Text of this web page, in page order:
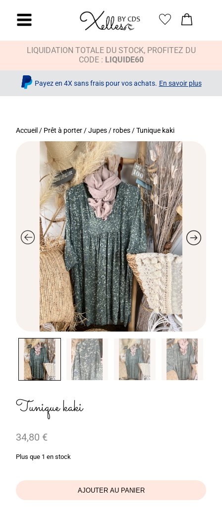
LIQUIDATION TOTALE DU STOCK, PROFITEZ DU
CODE : LIQUIDE60
Payez en 4X sans frais pour vos achats. En savoir plus
Accueil / Prêt à porter /Jupes / robes / Tunique kaki
Tunique kaki
34,80 €
Plus que 1 en stock
AJOUTER AU PANIER